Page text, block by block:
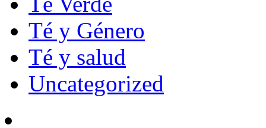
Té y Género
Té y salud
Uncategorized